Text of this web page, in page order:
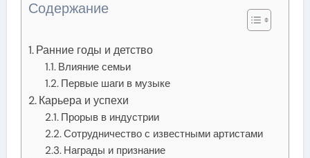
Содержание
Ранние годы и детство
Влияние семьи
Первые шаги в музыке
Карьера и успехи
Прорыв в индустрии
Сотрудничество с известными артистами
Награды и признание